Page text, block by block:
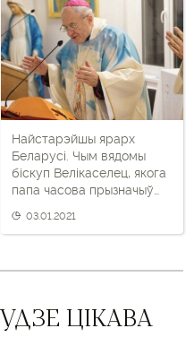
Найстарэйшы ярарх
Беларусі. Чым вядомы
біскуп Велікаселец, якога
папа часова прызначыў
царквой
03.01.2021
ЦІКАВА